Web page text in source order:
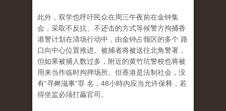
此外，双学也呼吁民众在周三午夜前在金钟集
会，采取不反抗、不还击的方式等候警方拘捕香
港警计划在清场行动中，由金钟占领区的多个 路
口向中心位置推进。被捕者将被送往北角警署，
但如果被捕人数过多，附近的黄竹坑警校也将被
用来当作临时拘押场所。但香港是法制社会，没
有“寻衅滋事”罪 名，48小時內应当允许保释，若
得坐监必须打贏官司。